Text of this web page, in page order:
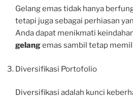
Gelang emas tidak hanya
tetapi juga sebagai perhiasan
Anda dapat menikmati
gelangemas sambil tetap
Diversifikasi Portofolio
Diversifikasi adalah kunci